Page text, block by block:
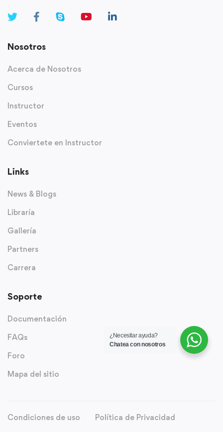
Nosotros
Acerca de Nosotros
Cursos
Instructor
Eventos
Conviertete en Instructor
Links
News & Blogs
Libraría
Gallería
Partners
Carrera
Soporte
Documentación
FAQs
Foro
Mapa del sitio
Condiciones de uso
Política de Privacidad
¿Necesitar ayuda?
Chatea con nosotros